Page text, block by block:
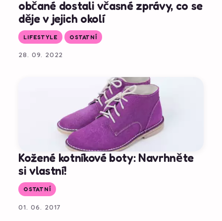
občané dostali včasné zprávy, co se
děje v jejich okolí
LIFESTYLE OSTATNÍ
28. 09. 2022
Kožené kotníkové boty: Navrhněte
si vlastní!
OSTATNÍ
01. 06. 2017